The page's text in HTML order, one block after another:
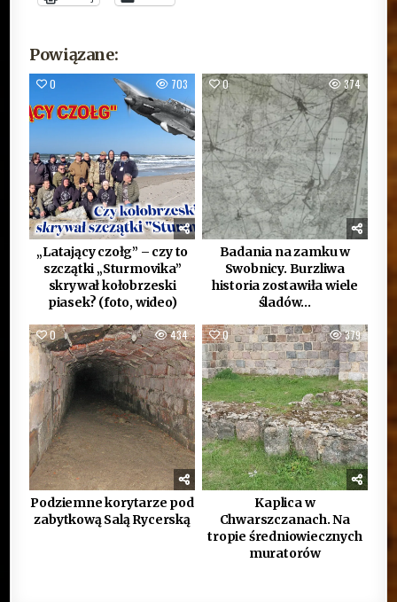
Powiązane:
0 703
„Latający czołg” – czy to
szczątki „Sturmovika”
skrywał kołobrzeski
piasek? (foto, wideo)
0 374
Badania na zamku w
Swobnicy. Burzliwa
historia zostawiła wiele
śladów…
0 434
Podziemne korytarze pod
zabytkową Salą Rycerską
0 379
Kaplica w
Chwarszczanach. Na
tropie średniowiecznych
muratorów